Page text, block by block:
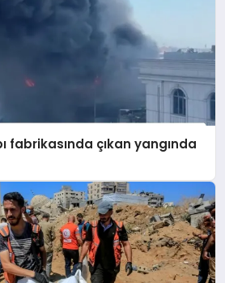
fabrikasında çıkan yangında